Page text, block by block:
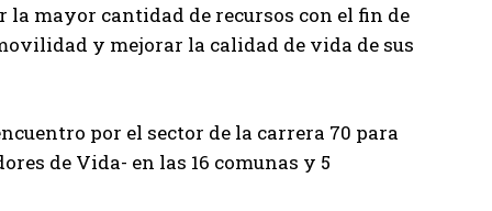
la mayor cantidad de recursos con el fin de
y mejorar la calidad de vida de sus
por el sector de la carrera 70 para
de Vida- en las 16 comunas y 5